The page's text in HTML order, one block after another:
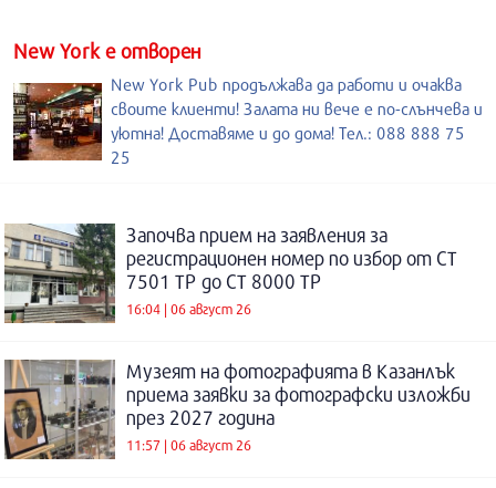
New York е отворен
New York Pub продължава да работи и очаква
своите клиенти! Залата ни вече е по-слънчева и
уютна! Доставяме и до дома! Тел.: 088 888 75
25
Започва прием на заявления за
регистрационен номер по избор от СТ
7501 ТР до СТ 8000 ТР
16:04 | 06 август 26
Музеят на фотографията в Казанлък
приема заявки за фотографски изложби
през 2027 година
11:57 | 06 август 26